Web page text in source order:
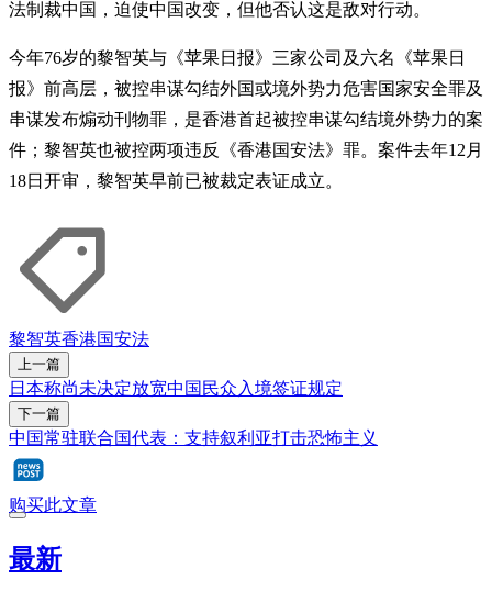
法制裁中国，迫使中国改变，但他否认这是敌对行动。
今年76岁的黎智英与《苹果日报》三家公司及六名《苹果日
报》前高层，被控串谋勾结外国或境外势力危害国家安全罪及
串谋发布煽动刊物罪，是香港首起被控串谋勾结境外势力的案
件；黎智英也被控两项违反《香港国安法》罪。案件去年12月
18日开审，黎智英早前已被裁定表证成立。
黎智英香港国安法
上一篇
日本称尚未决定放宽中国民众入境签证规定
下一篇
中国常驻联合国代表：支持叙利亚打击恐怖主义
购买此文章
最新